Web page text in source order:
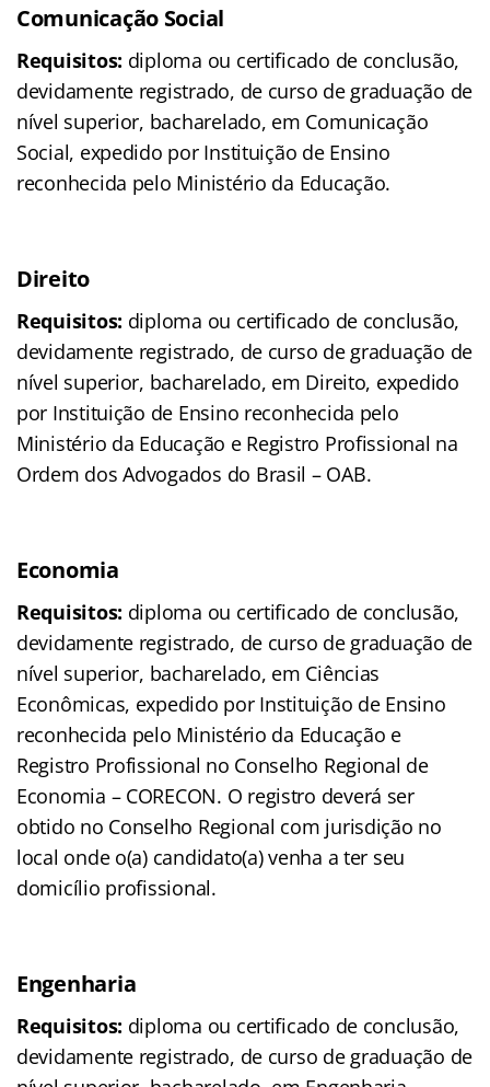
Comunicação Social
Requisitos: diploma ou certificado de conclusão,
devidamente registrado, de curso de graduação de
nível superior, bacharelado, em Comunicação
Social, expedido por Instituição de Ensino
reconhecida pelo Ministério da Educação.
Direito
Requisitos: diploma ou certificado de conclusão,
devidamente registrado, de curso de graduação de
nível superior, bacharelado, em Direito, expedido
por Instituição de Ensino reconhecida pelo
Ministério da Educação e Registro Profissional na
Ordem dos Advogados do Brasil – OAB.
Economia
Requisitos: diploma ou certificado de conclusão,
devidamente registrado, de curso de graduação de
nível superior, bacharelado, em Ciências
Econômicas, expedido por Instituição de Ensino
reconhecida pelo Ministério da Educação e
Registro Profissional no Conselho Regional de
Economia – CORECON. O registro deverá ser
obtido no Conselho Regional com jurisdição no
local onde o(a) candidato(a) venha a ter seu
domicílio profissional.
Engenharia
Requisitos: diploma ou certificado de conclusão,
devidamente registrado, de curso de graduação de